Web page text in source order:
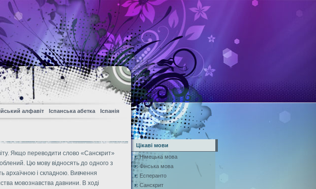
алфавіт Іспанська абетка Іспанія
Якщо переводити слово «Санскрит»
Цю мову відносять до одного з
архаїчною і складною. Вивчення
мовознавства давнини. В ході
Цікаві мови
Німецька мова
Фінська мова
Есперанто
Санскрит